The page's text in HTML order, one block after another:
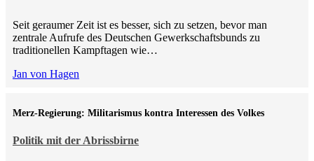
Seit geraumer Zeit ist es besser, sich zu setzen, bevor man
zentrale Aufrufe des Deutschen Gewerkschaftsbunds zu
traditionellen Kampftagen wie…
Jan von Hagen
Politik mit der Abrissbirne
Merz-Regierung: Militarismus kontra Inte­ressen des Volkes